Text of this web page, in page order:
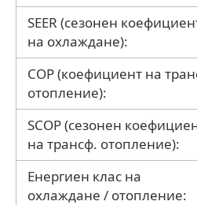
SEER (сезонен
на охлаждане):
COP (коефициент на
отопление):
SCOP (сезонен
на трансф. отопление):
Енергиен клас на
охлаждане / отопление: